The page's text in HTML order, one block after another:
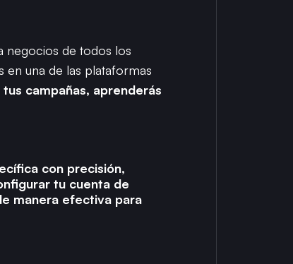
negocios de todos los
en una de las plataformas
campañas, aprenderás
con precisión,
tu cuenta de
manera efectiva para